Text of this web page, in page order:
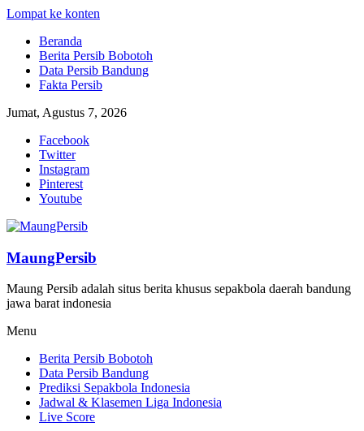
Lompat ke konten
Beranda
Berita Persib Bobotoh
Data Persib Bandung
Fakta Persib
Jumat, Agustus 7, 2026
Facebook
Twitter
Instagram
Pinterest
Youtube
MaungPersib
Maung Persib adalah situs berita khusus sepakbola daerah bandung
jawa barat indonesia
Menu
Berita Persib Bobotoh
Data Persib Bandung
Prediksi Sepakbola Indonesia
Jadwal & Klasemen Liga Indonesia
Live Score